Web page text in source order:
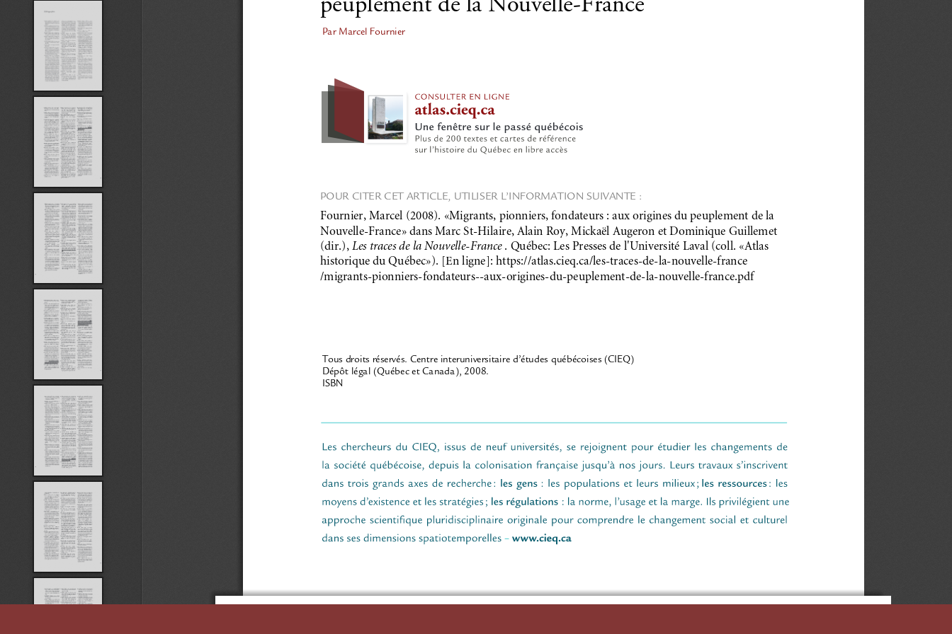
POUR CITER CET ARTICLE, UTILISER L’INFORMATION SUIVANTE :
Fournier, Marcel (2008). «Migrants, pionniers, fondateurs : aux origines du peuplement de la
Nouvelle-France» dans Marc St-Hilaire, Alain Roy, Mickaël Augeron et Dominique Guillemet
(dir.), Les traces de la Nouvelle-France . Québec: Les Presses de l'Université Laval (coll. «Atlas
historique du Québec»). [En ligne]: https://atlas.cieq.ca/les-traces-de-la-nouvelle-france
/migrants-pionniers-fondateurs--aux-origines-du-peuplement-de-la-nouvelle-france.pdf
Tous droits réservés. Centre interuniversitaire d’études québécoises (CIEQ)
Dépôt légal (Québec et Canada), 2008.
ISBN
Par Marcel Fournier
peuplement de la Nouvelle-France